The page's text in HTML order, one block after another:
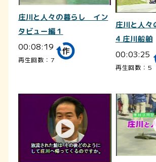
庄川と人々の暮らし イン
タビュー編１
00:08:19
再生回数：7
庄川と人々
4 庄川船舶
00:03:25
再生回数：5